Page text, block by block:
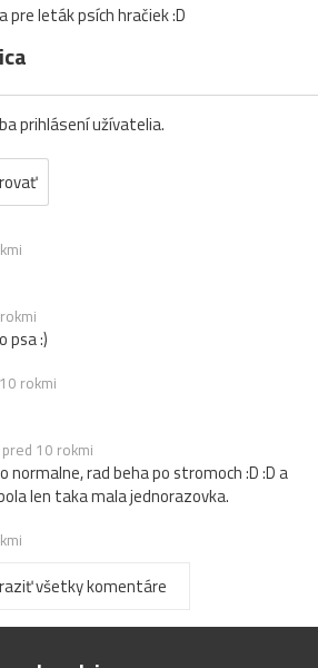
pre leták psích hračiek :D
prihlásení užívatelia.
psa :)
rokmi
pred 10 rokmi
normalne, rad beha po stromoch :D :D a
len taka mala jednorazovka.
všetky komentáre